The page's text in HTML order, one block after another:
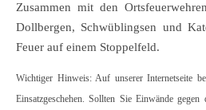
Zusammen mit den
Dollbergen, Schwüblingsen und
Feuer auf einem Stoppelfeld.
Wichtiger Hinweis: Auf unserer Internetseite
Einsatzgeschehen. Sollten Sie Einwände